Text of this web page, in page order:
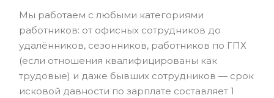
Мы работаем с любыми категориями
работников: от офисных сотрудников до
удалёнников, сезонников, работников по ГПХ
(если отношения квалифицированы как
трудовые) и даже бывших сотрудников — срок
исковой давности по зарплате составляет 1